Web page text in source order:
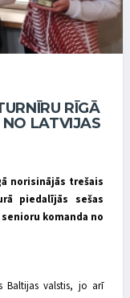
RĪGĀ
LATVIJAS
norisinājās trešais
piedalījās sešas
komanda no
Baltijas valstis, jo arī